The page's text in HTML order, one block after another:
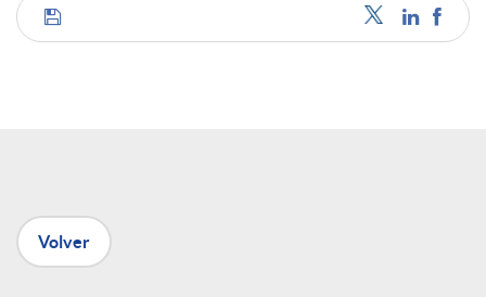
C
pVolver